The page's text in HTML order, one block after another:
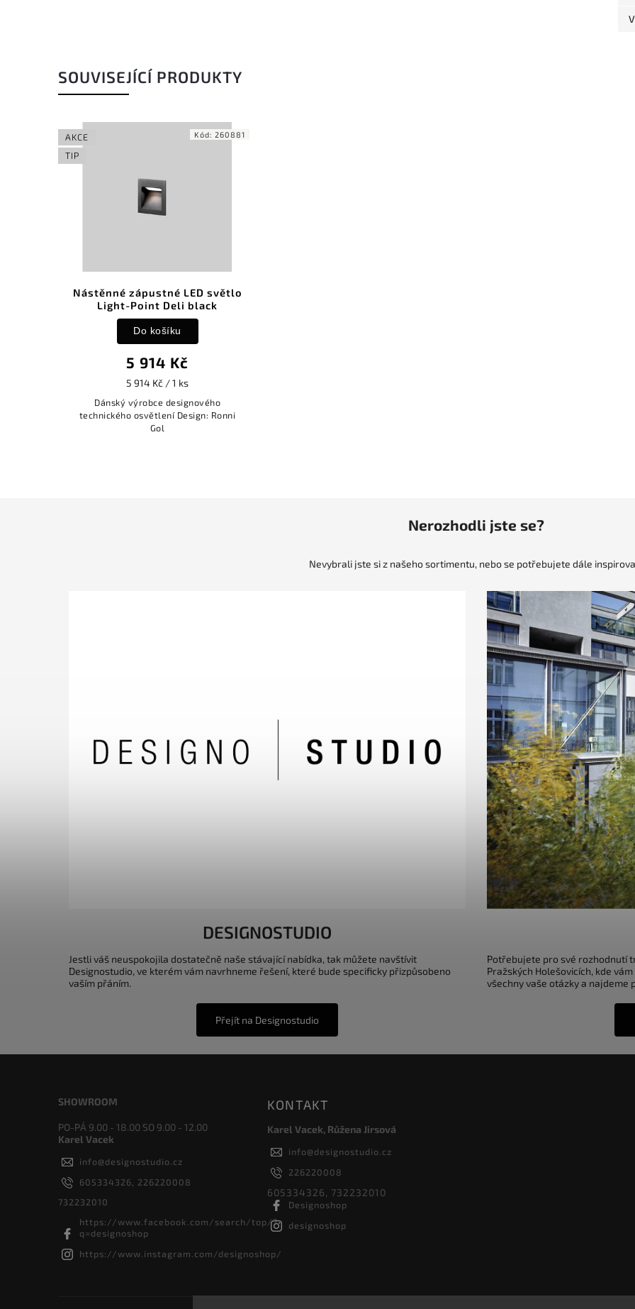
SOUVISEJÍCÍ PRODUKTY
AKCE
TIP
Nástěnné zápustné LED světlo
Light-Point Deli black
5 914 Kč
5 914 Kč / 1 ks
Do košíku
Dánský výrobce designového
technického osvětlení Design: Ronni
Gol
Kód: 260881
Nerozhodli jste se?
Nevybrali jste si z našeho sortimentu, nebo se potřebujete dále
DESIGNOSTUDIO
Jestli váš neuspokojila dostatečně naše stávající nabídka, tak můžete navštívit
Designostudio, ve kterém vám navrhneme řešení, které bude specificky přizpůsobeno
vaším přáním.
Přejít na Designostudio
Potřebujete pro své rozhodnutí
Pražských Holešovicích, kde
všechny vaše otázky a najdeme
SHOWROOM
PO-PÁ 9.00 - 18.00 SO 9.00 - 12.00
Karel Vacek
info@designostudio.cz
605334326, 226220008
732232010
https://www.facebook.com/search/top/?
q=designoshop
https://www.instagram.com/designoshop/
KONTAKT
Karel Vacek, Růžena Jirsová
info@designostudio.cz
226220008
605334326, 732232010
Designoshop
designoshop